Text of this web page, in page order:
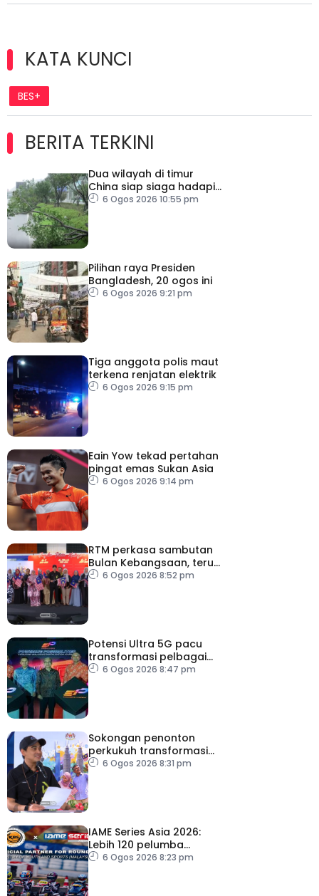
KATA KUNCI
BES+
BERITA TERKINI
Dua wilayah di timur
China siap siaga hadapi
taufan Dolphin
6 Ogos 2026 10:55 pm
Pilihan raya Presiden
Bangladesh, 20 ogos ini
6 Ogos 2026 9:21 pm
Tiga anggota polis maut
terkena renjatan elektrik
6 Ogos 2026 9:15 pm
Eain Yow tekad pertahan
pingat emas Sukan Asia
6 Ogos 2026 9:14 pm
RTM perkasa sambutan
Bulan Kebangsaan, terus
dekati rakyat
6 Ogos 2026 8:52 pm
Potensi Ultra 5G pacu
transformasi pelbagai
sektor utama
6 Ogos 2026 8:47 pm
Sokongan penonton
perkukuh transformasi
RTM6 Ogos 2026 8:31 pm
IAME Series Asia 2026:
Lebih 120 pelumba
antarabangsa berentap
6 Ogos 2026 8:23 pm